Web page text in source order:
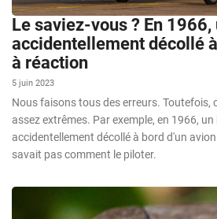
Le saviez-vous ? En
accidentellement décollé
à réaction
5 juin 2023
Nous faisons tous des erreurs. Toutefois,
assez extrêmes. Par exemple, en 1966, un
accidentellement décollé à bord d'un
savait pas comment le piloter.